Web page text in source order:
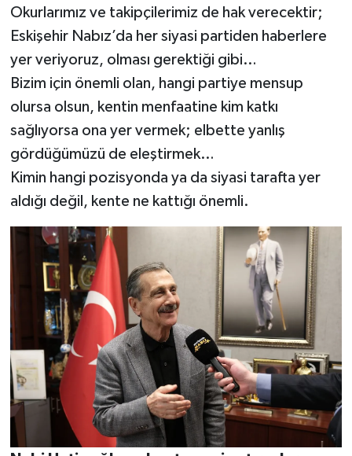
Okurlarımız ve takipçilerimiz de hak verecektir;
Eskişehir Nabız’da her siyasi partiden haberlere
yer veriyoruz, olması gerektiği gibi…
Bizim için önemli olan, hangi partiye mensup
olursa olsun, kentin menfaatine kim katkı
sağlıyorsa ona yer vermek; elbette yanlış
gördüğümüzü de eleştirmek…
Kimin hangi pozisyonda ya da siyasi tarafta yer
aldığı değil, kente ne kattığı önemli.